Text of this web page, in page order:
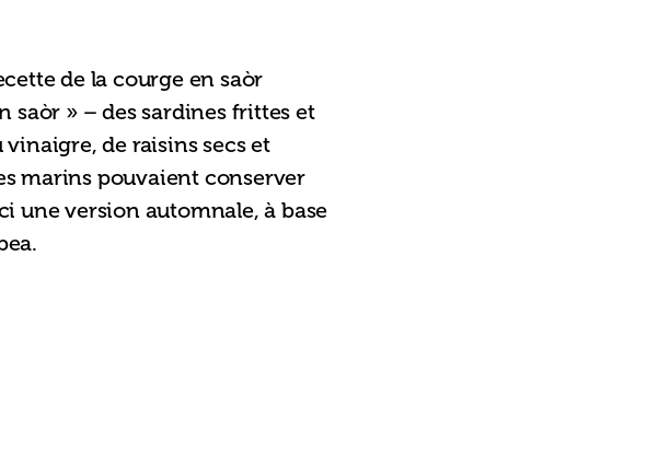
de la courge en saòr
saòr » – des sardines frittes et
de raisins secs et
marins pouvaient conserver
une version automnale, à base